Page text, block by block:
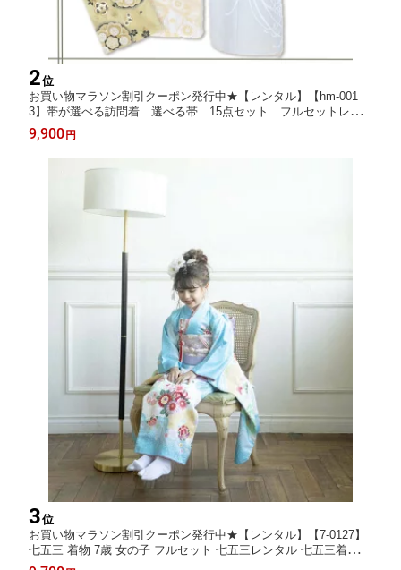
2位
お買い物マラソン割引クーポン発行中★【レンタル】【hm-001
3】帯が選べる訪問着 選べる帯 15点セット フルセットレン
タル 入学式 卒業式 七五三 結婚式 おでかけ [送料無料][4
泊5日][貸衣装]
9,900 円
3位
お買い物マラソン割引クーポン発行中★【レンタル】【7-0127】
七五三 着物 7歳 女の子 フルセット 七五三レンタル 七五三着物7
歳 七五三着物 髪飾り 草履 バッグ 753着物 4泊5日